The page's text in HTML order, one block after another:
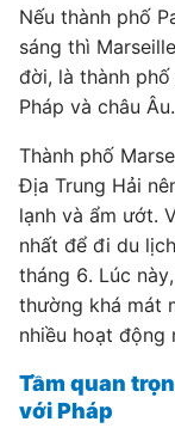
Nếu thành phố
sáng thì
đời, là thành
Pháp và châu Âu.
Thành phố
Địa Trung Hải
lạnh và ẩm ướt.
nhất để đi du
tháng 6. Lúc
thường khá mát
nhiều hoạt
Tầm quan
với Pháp